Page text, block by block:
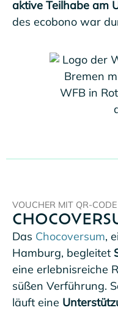
aktive Teilhabe am
des ecobono war
VOUCHER MIT QR-CODE
Das Chocoversum,
Hamburg, begleitet
eine erlebnisreiche
süßen Verführung.
läuft eine